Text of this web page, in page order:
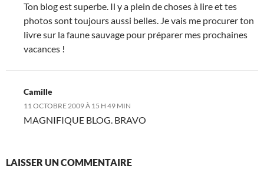
Ton blog est superbe. Il y a plein de choses à lire et tes
photos sont toujours aussi belles. Je vais me procurer ton
livre sur la faune sauvage pour préparer mes prochaines
vacances !
Camille
11 OCTOBRE 2009 À 15 H 49 MIN
MAGNIFIQUE BLOG. BRAVO
LAISSER UN COMMENTAIRE